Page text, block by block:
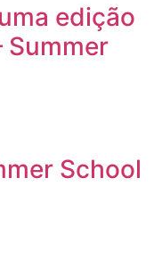
edição
Summer
School